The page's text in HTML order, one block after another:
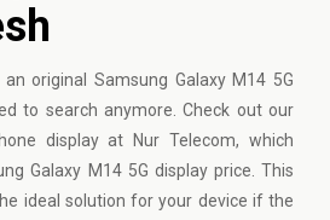
original Samsung Galaxy M14 5G
to search anymore. Check out our
display at Nur Telecom, which
Galaxy M14 5G display price. This
ideal solution for your device if the